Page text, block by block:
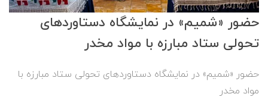
حضور «شمیم» در نمایشگاه دستاوردهای
تحولی ستاد مبارزه با مواد مخدر
حضور «شمیم» در نمایشگاه دستاوردهای تحولی ستاد مبارزه با
مواد مخدر